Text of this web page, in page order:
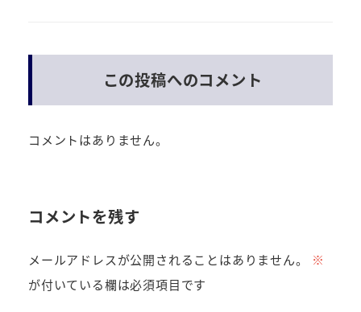
この投稿へのコメント
コメントはありません。
コメントを残す
メールアドレスが公開されることはありません。
※
が付いている欄は必須項目です